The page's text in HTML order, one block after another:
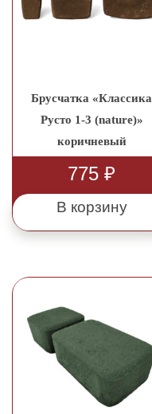
Брусчатка «Классика
Русто 1-3 (nature)»
коричневый
775₽
В корзину